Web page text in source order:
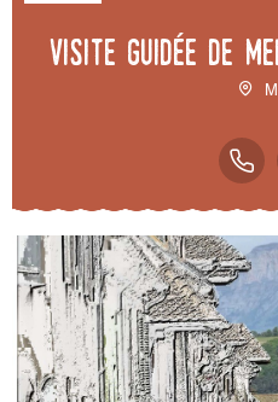
Visite guidée de